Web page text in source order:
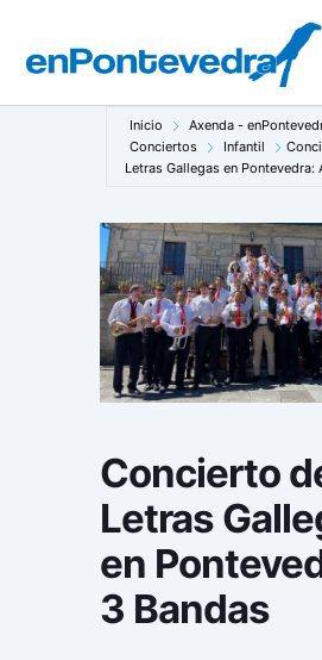
contenido
Inicio
Axenda -
Conciertos
Infantil
Letras Gallegas en Pontevedra:
Concierto
Letras
en
3 Bandas